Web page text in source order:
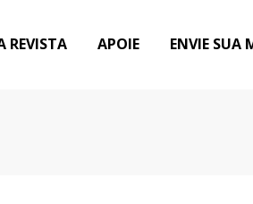
REVISTA APOIE ENVIE SUA